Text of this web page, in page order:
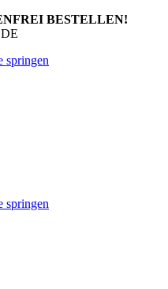
BESTELLEN!
springen
springen